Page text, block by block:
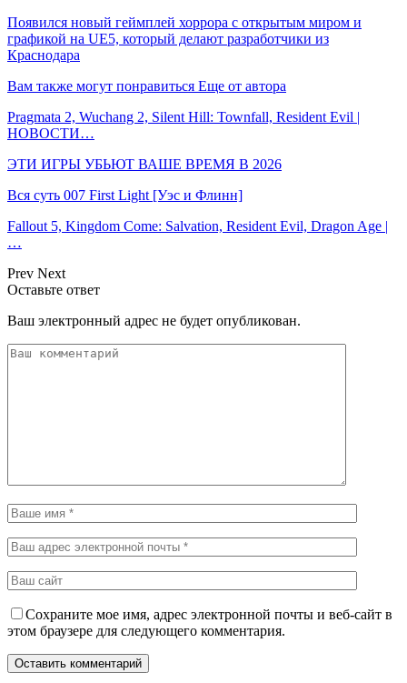
Появился новый геймплей хоррора с открытым миром и
графикой на UE5, который делают разработчики из
Краснодара
Вам также могут понравиться Еще от автора
Pragmata 2, Wuchang 2, Silent Hill: Townfall, Resident Evil |
НОВОСТИ…
ЭТИ ИГРЫ УБЬЮТ ВАШЕ ВРЕМЯ В 2026
Вся суть 007 First Light [Уэс и Флинн]
Fallout 5, Kingdom Come: Salvation, Resident Evil, Dragon Age |
…
Prev Next
Оставьте ответ
Ваш электронный адрес не будет опубликован.
Сохраните мое имя, адрес электронной почты и веб-сайт в
этом браузере для следующего комментария.